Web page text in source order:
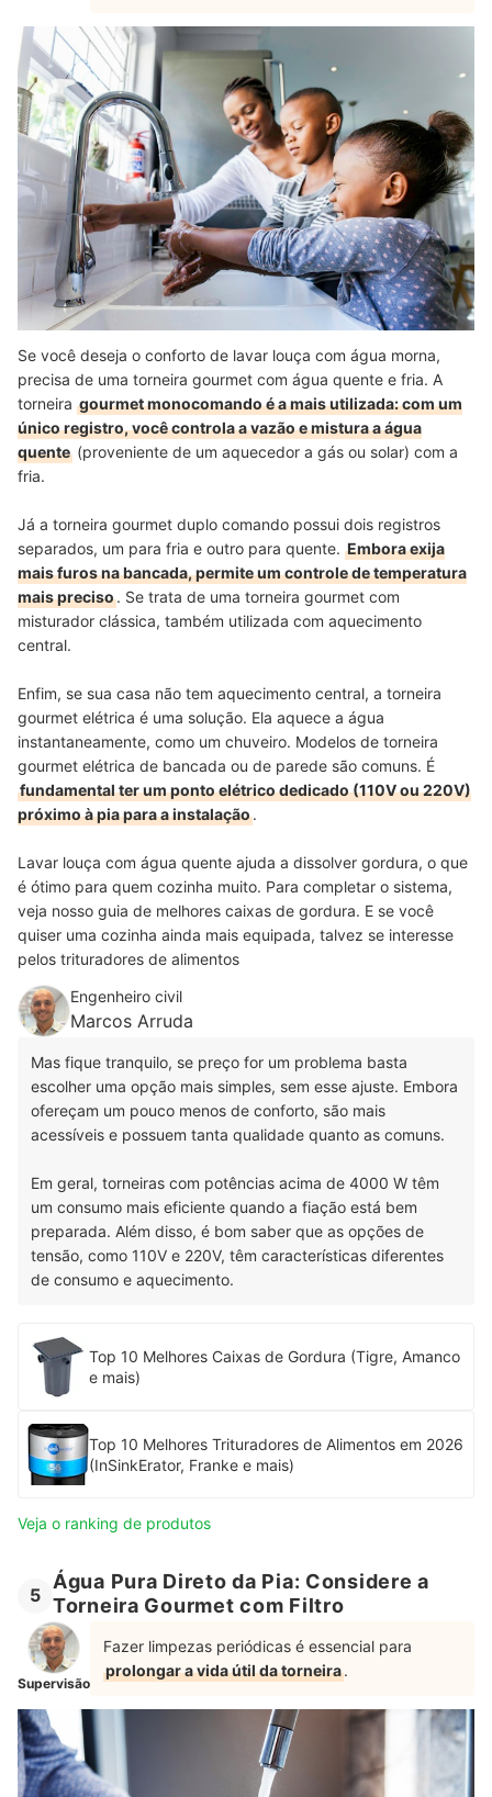
Se você deseja o conforto de lavar louça com água morna,
precisa de uma torneira gourmet com água quente e fria. A
torneira gourmet monocomando é a mais utilizada: com um
único registro, você controla a vazão e mistura a água
quente (proveniente de um aquecedor a gás ou solar) com a
fria.
Já a torneira gourmet duplo comando possui dois registros
separados, um para fria e outro para quente. Embora exija
mais furos na bancada, permite um controle de temperatura
mais preciso. Se trata de uma torneira gourmet com
misturador clássica, também utilizada com aquecimento
central.
Enfim, se sua casa não tem aquecimento central, a torneira
gourmet elétrica é uma solução. Ela aquece a água
instantaneamente, como um chuveiro. Modelos de torneira
gourmet elétrica de bancada ou de parede são comuns. É
fundamental ter um ponto elétrico dedicado (110V ou 220V)
próximo à pia para a instalação.
Lavar louça com água quente ajuda a dissolver gordura, o que
é ótimo para quem cozinha muito. Para completar o sistema,
veja nosso guia de melhores caixas de gordura. E se você
quiser uma cozinha ainda mais equipada, talvez se interesse
pelos trituradores de alimentos
Engenheiro civil
Marcos Arruda
Mas fique tranquilo, se preço for um problema basta
escolher uma opção mais simples, sem esse ajuste. Embora
ofereçam um pouco menos de conforto, são mais
acessíveis e possuem tanta qualidade quanto as comuns.
Em geral, torneiras com potências acima de 4000 W têm
um consumo mais eficiente quando a fiação está bem
preparada. Além disso, é bom saber que as opções de
tensão, como 110V e 220V, têm características diferentes
de consumo e aquecimento.
Top 10 Melhores Caixas de Gordura (Tigre, Amanco
e mais)
Top 10 Melhores Trituradores de Alimentos em 2026
(InSinkErator, Franke e mais)
Veja o ranking de produtos
5
Água Pura Direto da Pia: Considere a
Torneira Gourmet com Filtro
Supervisão
Fazer limpezas periódicas é essencial para
prolongar a vida útil da torneira.